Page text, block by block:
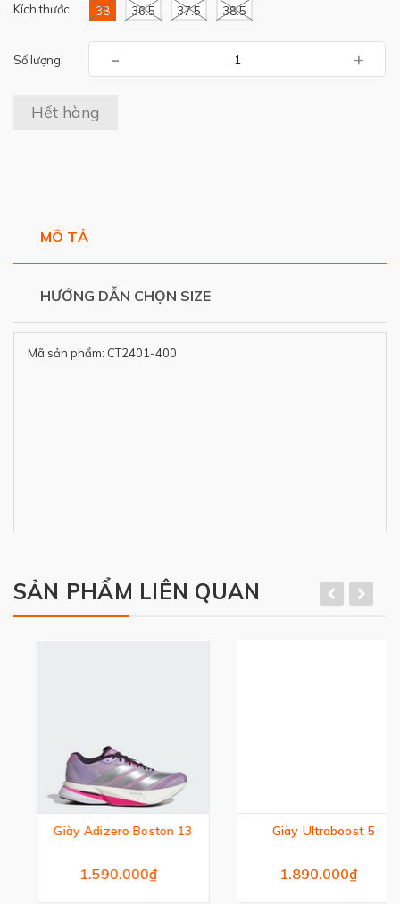
Kích thước: 38 36.5 37.5 38.5
Số lượng: - +
Hết hàng
MÔ TẢ
HƯỚNG DẪN CHỌN SIZE
Mã sản phẩm: CT2401-400
SẢN PHẨM LIÊN QUAN
Giày Adizero Boston 13
1.590.000₫
Giày Ultraboost 5
1.890.000₫